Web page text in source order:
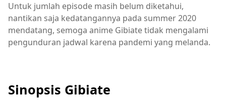
Untuk jumlah episode masih belum diketahui,
nantikan saja kedatangannya pada summer 2020
mendatang, semoga anime Gibiate tidak mengalami
pengunduran jadwal karena pandemi yang melanda.
Sinopsis Gibiate